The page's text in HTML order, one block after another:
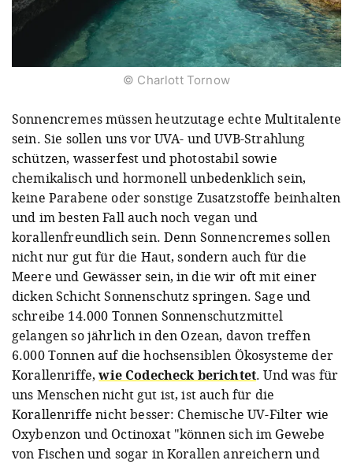
© Charlott Tornow
Sonnencremes müssen heutzutage echte Multitalente
sein. Sie sollen uns vor UVA- und UVB-Strahlung
schützen, wasserfest und photostabil sowie
chemikalisch und hormonell unbedenklich sein,
keine Parabene oder sonstige Zusatzstoffe beinhalten
und im besten Fall auch noch vegan und
korallenfreundlich sein. Denn Sonnencremes sollen
nicht nur gut für die Haut, sondern auch für die
Meere und Gewässer sein, in die wir oft mit einer
dicken Schicht Sonnenschutz springen. Sage und
schreibe 14.000 Tonnen Sonnenschutzmittel
gelangen so jährlich in den Ozean, davon treffen
6.000 Tonnen auf die hochsensiblen Ökosysteme der
Korallenriffe,wie Codecheck berichtet. Und was für
uns Menschen nicht gut ist, ist auch für die
Korallenriffe nicht besser: Chemische UV-Filter wie
Oxybenzon und Octinoxat "können sich im Gewebe
von Fischen und sogar in Korallen anreichern und